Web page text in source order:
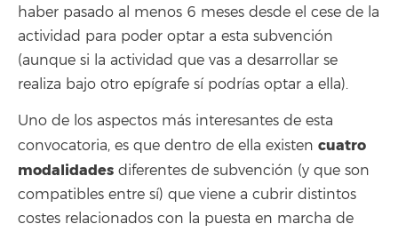
haber pasado al menos 6 meses desde el cese de la
actividad para poder optar a esta subvención
(aunque si la actividad que vas a desarrollar se
realiza bajo otro epígrafe sí podrías optar a ella).
Uno de los aspectos más interesantes de esta
convocatoria, es que dentro de ella existen cuatro
modalidades diferentes de subvención (y que son
compatibles entre sí) que viene a cubrir distintos
costes relacionados con la puesta en marcha de